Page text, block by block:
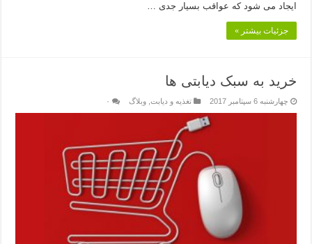
ایجاد می شود که عواقب بسیار جدی …
جزئیات بیشتر »
خرید به سبک دیابتی ها
چهارشنبه 6 سپتامبر 2017 تغذیه و دیابت ,وبلاگ ۰